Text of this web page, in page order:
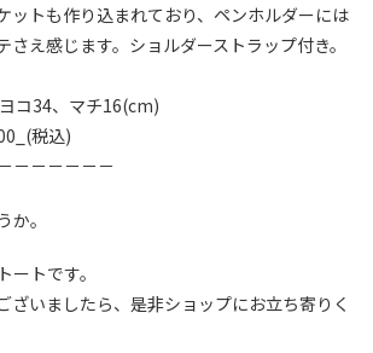
ットも作り込まれており、ペンホルダーには
さえ感じます。ショルダーストラップ付き。
コ34、マチ16(cm)
税込)
－－－－－－
か。
ートです。
ざいましたら、是非ショップにお立ち寄りく